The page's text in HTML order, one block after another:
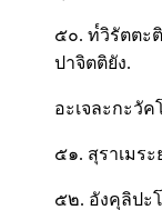
๕๐. ท๎วิรัตตะ
ปาจิตติยัง.
อะเจละกะวั
๕๑. สุราเมระ
๕๒. อังคุลิปะ